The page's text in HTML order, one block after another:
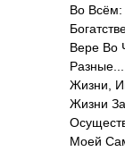
Во Всём:
Вере Во
Жизни,
Жизни
Моей